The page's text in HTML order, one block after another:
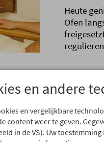
Heute
Ofen
en andere
en vergelijkbare
content weer te geven.
in de VS). Uw